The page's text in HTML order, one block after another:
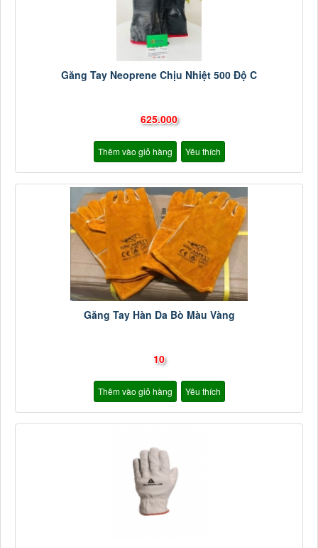
Găng Tay Neoprene Chịu Nhiệt 500 Độ C
625.000
Thêm vào giỏ hàng Yêu thích
Găng Tay Hàn Da Bò Màu Vàng
10
Thêm vào giỏ hàng Yêu thích